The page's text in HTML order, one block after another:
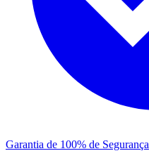
Garantia de 100% de Segurança